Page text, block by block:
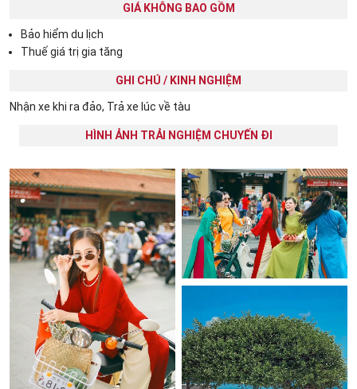
GIÁ KHÔNG BAO GỒM
Bảo hiểm du lịch
Thuế giá trị gia tăng
GHI CHÚ / KINH NGHIỆM
Nhận xe khi ra đảo, Trả xe lúc về tàu
HÌNH ẢNH TRẢI NGHIỆM CHUYẾN ĐI